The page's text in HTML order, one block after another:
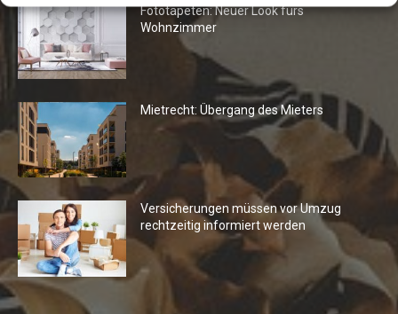
Fototapeten: Neuer Look fürs
Wohnzimmer
Mietrecht: Übergang des Mieters
Versicherungen müssen vor Umzug
rechtzeitig informiert werden